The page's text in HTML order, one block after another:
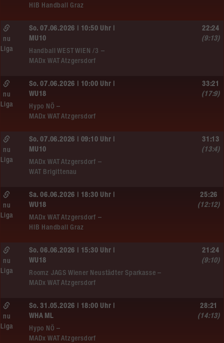
HIB Handball Graz
So. 07.06.2026 | 10:50 Uhr |
MU10
Handball WEST WIEN /3 –
MADx WAT Atzgersdorf
nu
Liga
22:24
(9:13)
So. 07.06.2026 | 10:00 Uhr |
WU18
Hypo NÖ –
MADx WAT Atzgersdorf
nu
Liga
33:21
(17:9)
So. 07.06.2026 | 09:10 Uhr |
MU10
MADx WAT Atzgersdorf –
WAT Brigittenau
nu
Liga
31:13
(13:4)
Sa. 06.06.2026 | 18:30 Uhr |
WU18
MADx WAT Atzgersdorf –
HIB Handball Graz
nu
Liga
25:26
(12:12)
So. 06.06.2026 | 15:30 Uhr |
WU18
Roomz JAGS Wiener Neustädter Sparkasse –
MADx WAT Atzgersdorf
nu
Liga
21:24
(9:10)
So. 31.05.2026 | 18:00 Uhr |
WHA ML
Hypo NÖ –
MADx WAT Atzgersdorf
nu
Liga
28:21
(14:13)